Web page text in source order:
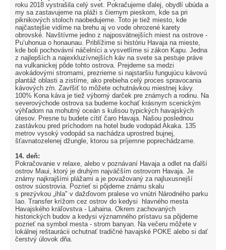
roku 2018 vystrašila celý svet. Pokračujeme ďalej, obydlí ubúda a
my sa zastavujeme na pláži s čiernym pieskom, kde sa pri
piknikových stoloch naobedujeme. Toto je tiež miesto, kde
najčastejšie vidíme na brehu aj vo vode ohrozené karety
obrovské. Navštívme jedno z najposvätnejších miest na ostrove -
Pu’uhonua o honaunau. Priblížime si históriu Havaja na mieste,
kde boli pochovávní náčelníci a vysvetlíme si zákon Kapu. Jedna
z najlepších a najexkluzívnejších káv na svete sa pestuje práve
na vulkanickej pôde tohto ostrova. Prejdeme sa medzi
avokádovými stromami, prezrieme si najstaršiu fungujúcu kávovú
plantáž oblasti a zistíme, ako prebieha celý proces spravocania
kávových zŕn. Zavŕšiť to môžete ochutnávkou miestnej kávy.
100% Kona káva je tiež výborný darček pre známych a rodinu. Na
severovýchode ostrova sa budeme kochať krásnym scenickým
výhľadom na mohutný oceán s kulisou typických havajských
útesov. Presne tu budete cítiť čaro Havaja. Našou poslednou
zastávkou pred príchodom na hotel bude vodopád Akaka. 135
metrov vysoký vodopád sa nachádza uprostred bujnej,
šťavnatozelenej džungle, ktorou sa príjemne poprechádzame.
14. deň:
Pokračovanie v relaxe, alebo v poznávaní Havaja a odlet na ďalší
ostrov Maui, ktorý je druhým najväčším ostrovom Havaja. Je
známy najkrajšími plážami a je považovaný za najluxusnejší
ostrov súostrovia. Pozrieť si pôjdeme známu skalu
s prezývkou „ihla" v dažďovom pralese vo vnútri Národného parku
Iao. Transfer krížom cez ostrov do kedysi hlavného mesta
Havajského kráľovstva - Lahaina. Okrem zachovaných
historických budov a kedysi významného prístavu sa pôjdeme
pozrieť na symbol mesta - strom banyan. Na večeru môžete v
lokálnej reštaurácii ochutnať tradičné havajské POKE alebo si dať
čerstvý úlovok dňa.